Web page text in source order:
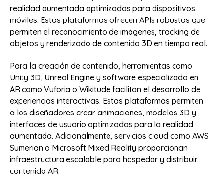
realidad aumentada optimizadas para dispositivos
móviles. Estas plataformas ofrecen APIs robustas que
permiten el reconocimiento de imágenes, tracking de
objetos y renderizado de contenido 3D en tiempo real.
Para la creación de contenido, herramientas como
Unity 3D, Unreal Engine y software especializado en
AR como Vuforia o Wikitude facilitan el desarrollo de
experiencias interactivas. Estas plataformas permiten
a los diseñadores crear animaciones, modelos 3D y
interfaces de usuario optimizadas para la realidad
aumentada. Adicionalmente, servicios cloud como AWS
Sumerian o Microsoft Mixed Reality proporcionan
infraestructura escalable para hospedar y distribuir
contenido AR.